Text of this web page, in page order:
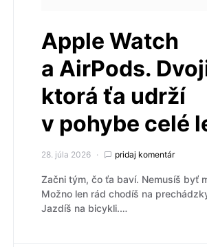
Apple Watch
a AirPods.
ktorá ťa udrží
v pohybe celé
28. júla 2026 pridaj komentár
Začni tým, čo ťa baví. Nemusíš byť
Možno len rád chodíš na
Jazdíš na bicykli.…